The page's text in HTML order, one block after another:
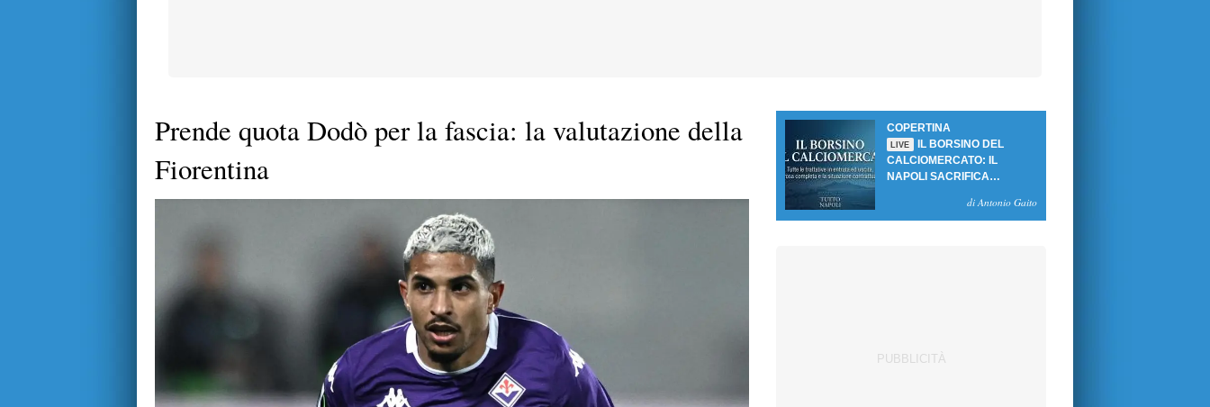
Prende quota Dodò per la fascia: la valutazione della
Fiorentina
COPERTINA
LIVE
IL BORSINO DEL
CALCIOMERCATO: IL
NAPOLI SACRIFICA
SBLOCCANO ARRIVIdi Antonio Gaito